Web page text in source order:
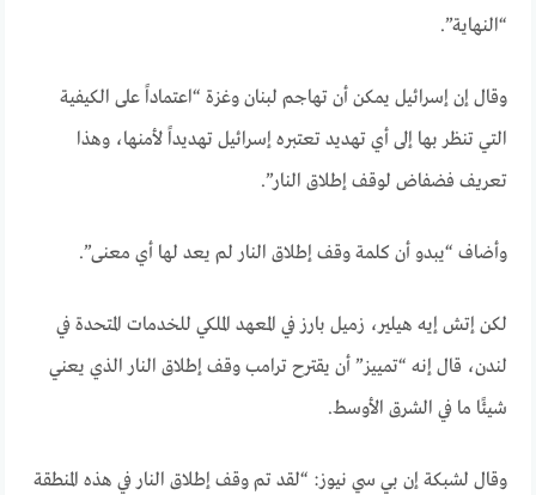
“النهاية”.
وقال إن إسرائيل يمكن أن تهاجم لبنان وغزة “اعتماداً على الكيفية
التي تنظر بها إلى أي تهديد تعتبره إسرائيل تهديداً لأمنها، وهذا
تعريف فضفاض لوقف إطلاق النار”.
وأضاف “يبدو أن كلمة وقف إطلاق النار لم يعد لها أي معنى”.
لكن إتش إيه هيلير، زميل بارز في المعهد الملكي للخدمات المتحدة في
لندن، قال إنه “تمييز” أن يقترح ترامب وقف إطلاق النار الذي يعني
شيئًا ما في الشرق الأوسط.
وقال لشبكة إن بي سي نيوز: “لقد تم وقف إطلاق النار في هذه المنطقة